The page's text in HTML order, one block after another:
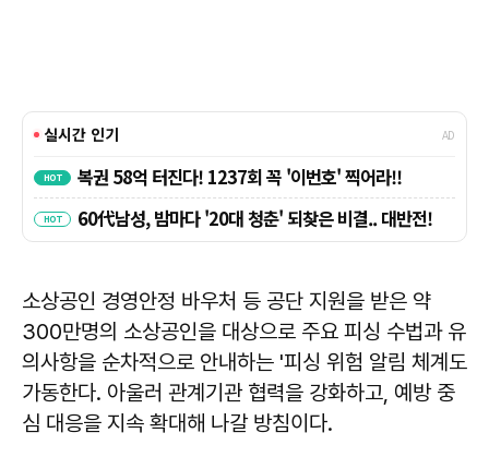
소상공인 경영안정 바우처 등 공단 지원을 받은 약
300만명의 소상공인을 대상으로 주요 피싱 수법과 유
의사항을 순차적으로 안내하는 '피싱 위험 알림 체계도
가동한다. 아울러 관계기관 협력을 강화하고, 예방 중
심 대응을 지속 확대해 나갈 방침이다.